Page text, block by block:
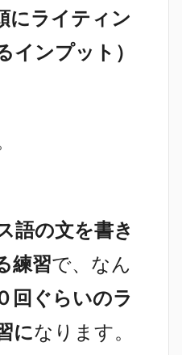
にライティン
インプット）
語の文を書き
練習で、なん
回ぐらいのラ
になります。